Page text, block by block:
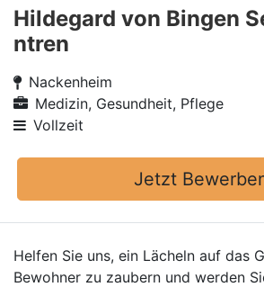
Hildegard von Bingen
ntren
Nackenheim
Medizin, Gesundheit, Pflege
Vollzeit
Jetzt
Helfen Sie uns, ein Lächeln auf das
Bewohner zu zaubern und werden